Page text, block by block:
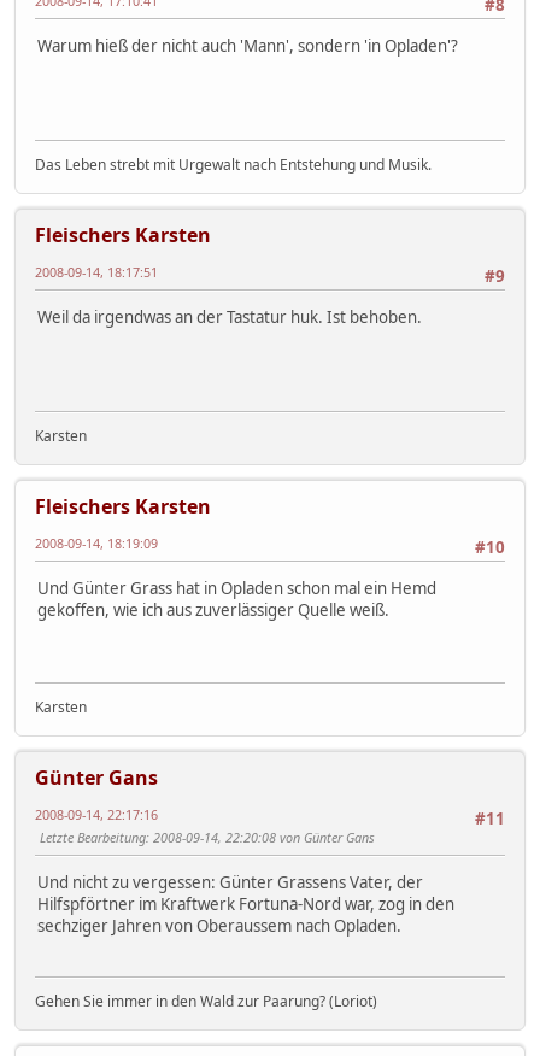
#8
Warum hieß der nicht auch 'Mann', sondern 'in Opladen'?
Das Leben strebt mit Urgewalt nach Entstehung und Musik.
Fleischers Karsten
#9
2008-09-14, 18:17:51
Weil da irgendwas an der Tastatur huk. Ist behoben.
Karsten
Fleischers Karsten
#10
2008-09-14, 18:19:09
Und Günter Grass hat in Opladen schon mal ein Hemd
gekoffen, wie ich aus zuverlässiger Quelle weiß.
Karsten
Günter Gans
#11
2008-09-14, 22:17:16
Letzte Bearbeitung: 2008-09-14, 22:20:08 von Günter Gans
Und nicht zu vergessen: Günter Grassens Vater, der
Hilfspförtner im Kraftwerk Fortuna-Nord war, zog in den
sechziger Jahren von Oberaussem nach Opladen.
Gehen Sie immer in den Wald zur Paarung? (Loriot)